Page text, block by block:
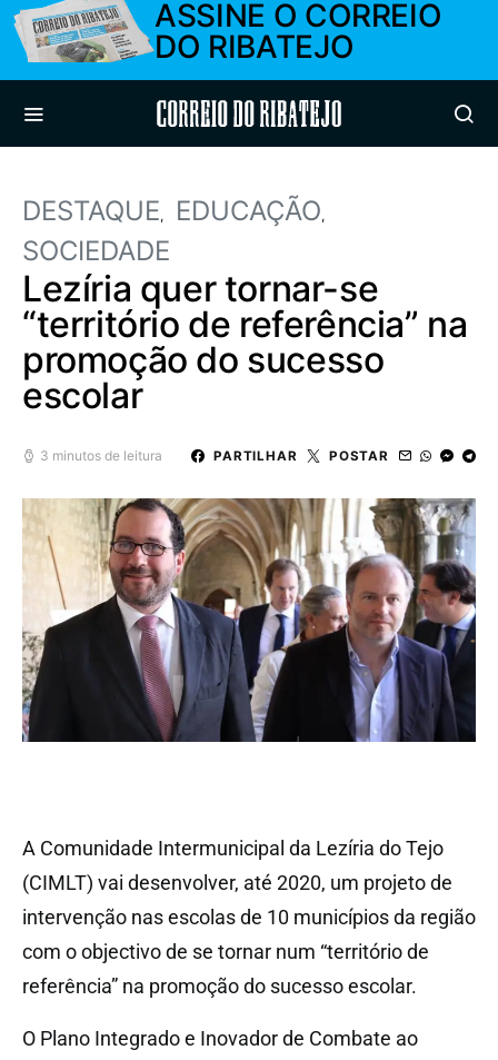
ASSINE O CORREIO
DO RIBATEJO
Correio do Ribatejo
DESTAQUE EDUCAÇÃO
SOCIEDADE
Lezíria quer tornar-se
“território de referência” na
promoção do sucesso
escolar
3 minutos de leitura PARTILHAR POSTAR
A Comunidade Intermunicipal da Lezíria do Tejo
(CIMLT) vai desenvolver, até 2020, um projeto de
intervenção nas escolas de 10 municípios da região
com o objectivo de se tornar num “território de
referência” na promoção do sucesso escolar.
O Plano Integrado e Inovador de Combate ao